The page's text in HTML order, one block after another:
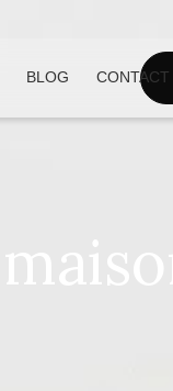
BLOG CONTACT